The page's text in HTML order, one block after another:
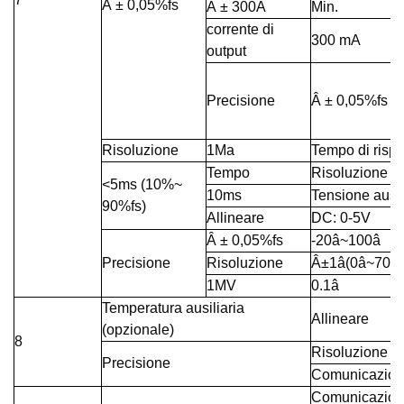
Â ± 0,05%fs Â ± 300A
Min.
corrente di
output
300 mA
Precisione Â ± 0,05%fs
Risoluzione 1Ma Tempo di
<5ms (10%~
90%fs)
Tempo
Risoluzione
10ms
Tensione
Allineare
DC: 0-5V
Precisione
Â ± 0,05%fs
-20â~100â
Risoluzione
Â±1â(0â~70â)
1MV
0.1â
8
Temperatura ausiliaria
(opzionale)
Allineare
Precisione
Risoluzione